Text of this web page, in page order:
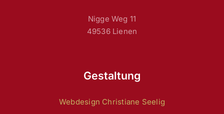
Nigge Weg 11
49536 Lienen
Gestaltung
Webdesign Christiane Seelig